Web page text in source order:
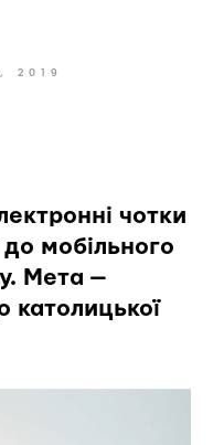
2019
чотки
мобільного
Мета —
католицької